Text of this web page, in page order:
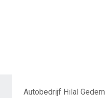
Autobedrijf Hilal